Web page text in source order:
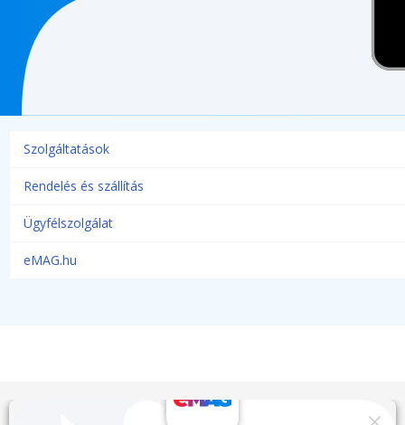
Szolgáltatások
Rendelés és szállítás
Ügyfélszolgálat
eMAG.hu